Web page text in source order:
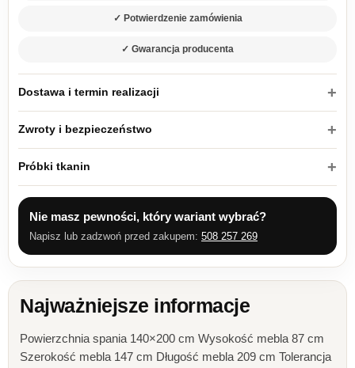
✓ Potwierdzenie zamówienia
✓ Gwarancja producenta
Dostawa i termin realizacji
Zwroty i bezpieczeństwo
Próbki tkanin
Nie masz pewności, który wariant wybrać?
Napisz lub zadzwoń przed zakupem: 508 257 269
Najważniejsze informacje
Powierzchnia spania 140×200 cm Wysokość mebla 87 cm
Szerokość mebla 147 cm Długość mebla 209 cm Tolerancja